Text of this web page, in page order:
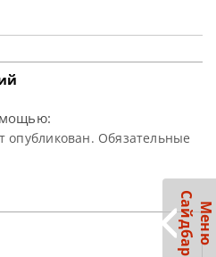
Турнир стартовал 22 июня.
победа бывшего
над Хейдоном Пинхи
опубликован. Обязательные
М
е
н
ю
Са
й
д
б
а
р